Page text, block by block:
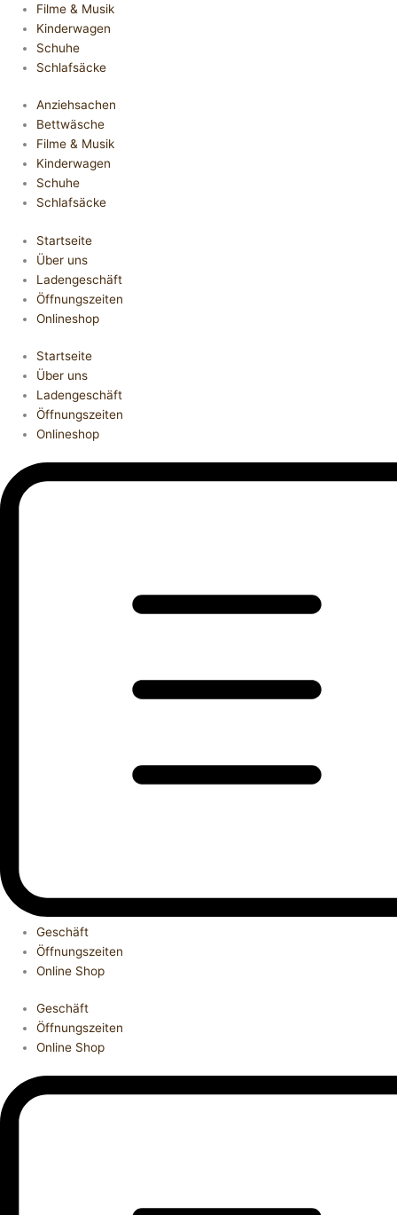
Filme & Musik
Kinderwagen
Schuhe
Schlafsäcke
Anziehsachen
Bettwäsche
Filme & Musik
Kinderwagen
Schuhe
Schlafsäcke
Startseite
Über uns
Ladengeschäft
Öffnungszeiten
Onlineshop
Startseite
Über uns
Ladengeschäft
Öffnungszeiten
Onlineshop
Geschäft
Öffnungszeiten
Online Shop
Geschäft
Öffnungszeiten
Online Shop